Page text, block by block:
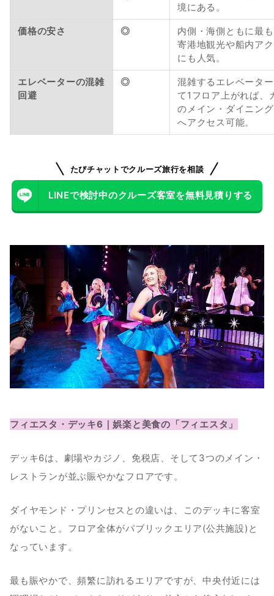
境にある。
価格の安さ ◎
内側・海側ともに最
寄港地観光や船内ア
にも人気。
エレベーターの混雑
回避
◎
混雑するエレベータ
て1フロア上がれば、
のメイン・ダイニン
へアクセス可能。
たびチャットでクルーズ旅行を相談
LINEで検討中のクルーズ客室を無料見積りする
フィエスタ・デッキ6｜娯楽と美食の「フィエスタ」
デッキ6は、劇場やカジノ、免税店、そして3つのメイン・
レストランが並ぶ賑やかなフロアです。
ダイヤモンド・プリンセスとの違いは、このデッキに客室
がないこと。フロア全体がパブリックエリア(公共施設)と
なっています。
最も賑やかで、頻繁に訪れるエリアですが、中央付近には